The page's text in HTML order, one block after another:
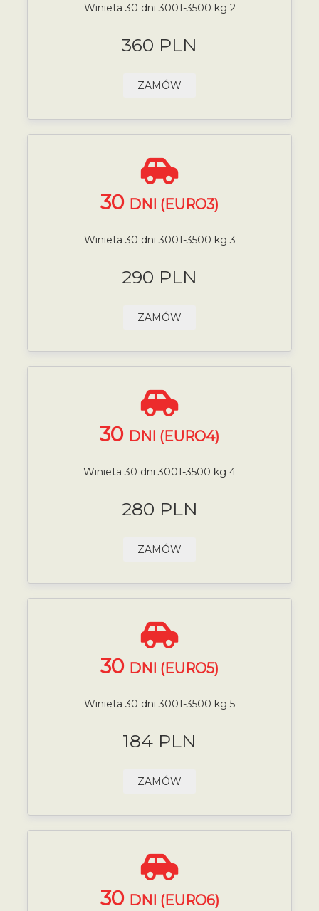
Winieta 30 dni 3001-3500 kg 2
360 PLN
ZAMÓW
30 DNI (EURO3)
Winieta 30 dni 3001-3500 kg 3
290 PLN
ZAMÓW
30 DNI (EURO4)
Winieta 30 dni 3001-3500 kg 4
280 PLN
ZAMÓW
30 DNI (EURO5)
Winieta 30 dni 3001-3500 kg 5
184 PLN
ZAMÓW
30 DNI (EURO6)